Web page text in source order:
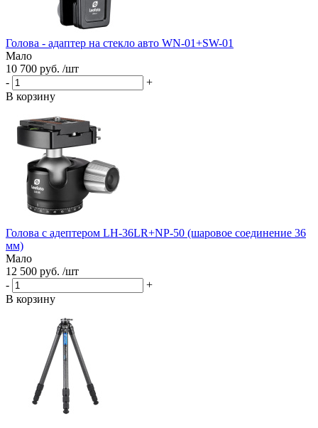
Голова - адаптер на стекло авто WN-01+SW-01
Мало
10 700 руб. /шт
-
+
В корзину
Голова с адептером LH-36LR+NP-50 (шаровое соединение 36
мм)
Мало
12 500 руб. /шт
-
+
В корзину